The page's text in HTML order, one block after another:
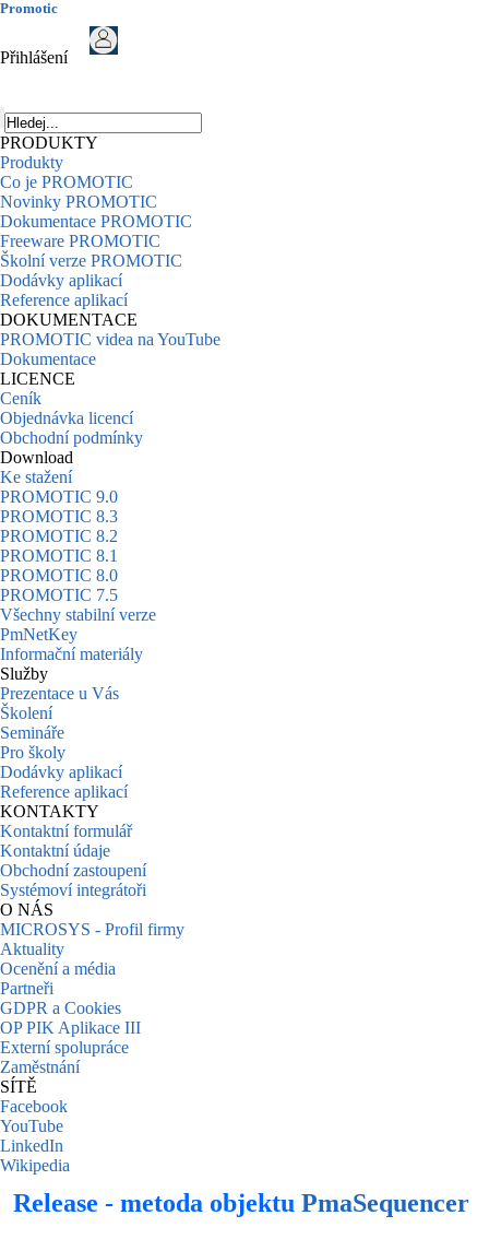
Promotic
Přihlášení
PRODUKTY
Produkty
Co je PROMOTIC
Novinky PROMOTIC
Dokumentace PROMOTIC
Freeware PROMOTIC
Školní verze PROMOTIC
Dodávky aplikací
Reference aplikací
DOKUMENTACE
PROMOTIC videa na YouTube
Dokumentace
LICENCE
Ceník
Objednávka licencí
Obchodní podmínky
Download
Ke stažení
PROMOTIC 9.0
PROMOTIC 8.3
PROMOTIC 8.2
PROMOTIC 8.1
PROMOTIC 8.0
PROMOTIC 7.5
Všechny stabilní verze
PmNetKey
Informační materiály
Služby
Prezentace u Vás
Školení
Semináře
Pro školy
Dodávky aplikací
Reference aplikací
KONTAKTY
Kontaktní formulář
Kontaktní údaje
Obchodní zastoupení
Systémoví integrátoři
O NÁS
MICROSYS - Profil firmy
Aktuality
Ocenění a média
Partneři
GDPR a Cookies
OP PIK Aplikace III
Externí spolupráce
Zaměstnání
SÍTĚ
Facebook
YouTube
LinkedIn
Wikipedia
Release - metoda objektu PmaSequencer